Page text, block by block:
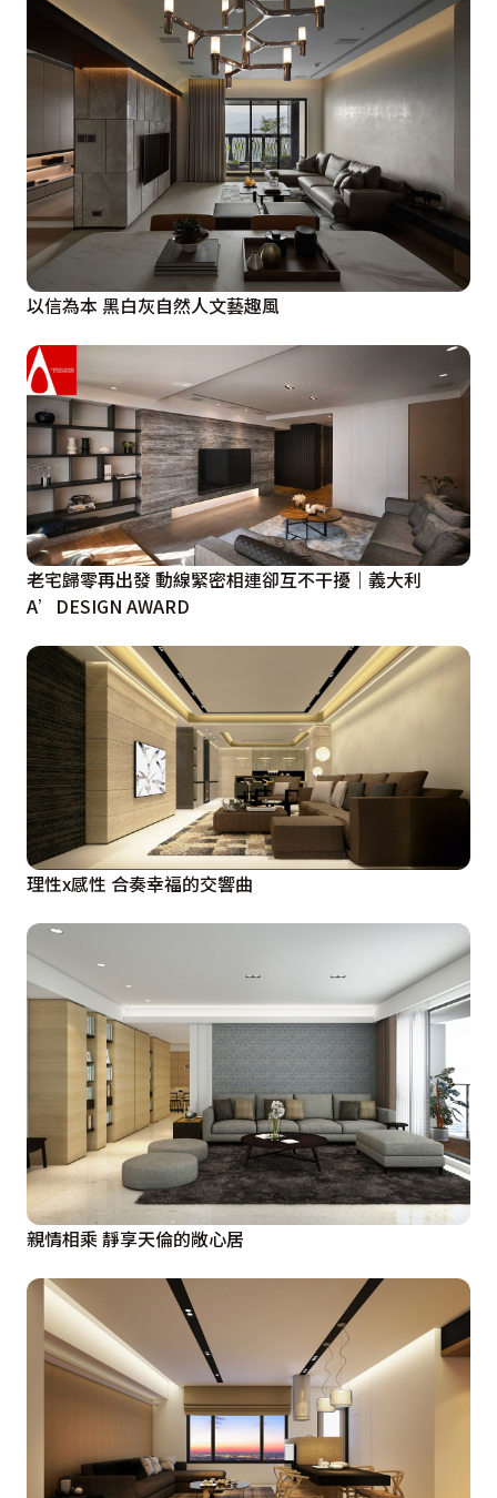
以信為本 黑白灰自然人文藝趣風
老宅歸零再出發 動線緊密相連卻互不干擾｜義大利
A’DESIGN AWARD
理性x感性 合奏幸福的交響曲
親情相乘 靜享天倫的敞心居